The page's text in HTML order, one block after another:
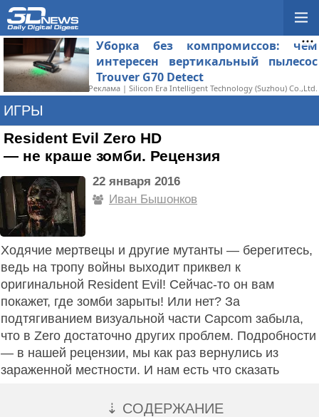
Уборка без компромиссов: чем
интересен вертикальный пылесос
Trouver G70 Detect
Реклама | Silicon Era Intelligent Technology (Suzhou) Co.,Ltd.
ИГРЫ
Resident Evil Zero HD
— не краше зомби. Рецензия
22 января 2016
Иван Бышонкoв
Ходячие мертвецы и другие мутанты — берегитесь,
ведь на тропу войны выходит приквел к
оригинальной Resident Evil! Сейчас-то он вам
покажет, где зомби зарыты! Или нет? За
подтягиванием визуальной части Capcom забыла,
что в Zero достаточно других проблем. Подробности
— в нашей рецензии, мы как раз вернулись из
зараженной местности. И нам есть что сказать
⇣ СОДЕРЖАНИЕ